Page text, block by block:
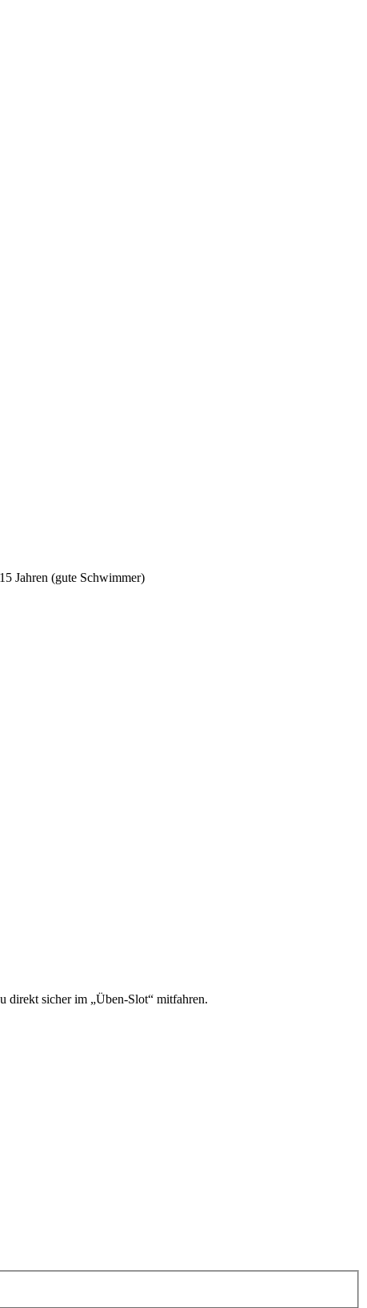
Jahren (gute Schwimmer)
direkt sicher im „Üben-Slot“ mitfahren.